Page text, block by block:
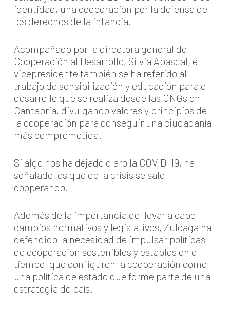
identidad, una cooperación por la defensa de
los derechos de la infancia.
Acompañado por la directora general de
Cooperación al Desarrollo, Silvia Abascal, el
vicepresidente también se ha referido al
trabajo de sensibilización y educación para el
desarrollo que se realiza desde las ONGs en
Cantabria, divulgando valores y principios de
la cooperación para conseguir una ciudadanía
más comprometida.
Si algo nos ha dejado claro la COVID-19, ha
señalado, es que de la crisis se sale
cooperando.
Además de la importancia de llevar a cabo
cambios normativos y legislativos, Zuloaga ha
defendido la necesidad de impulsar políticas
de cooperación sostenibles y estables en el
tiempo, que configuren la cooperación como
una política de estado que forme parte de una
estrategia de país.